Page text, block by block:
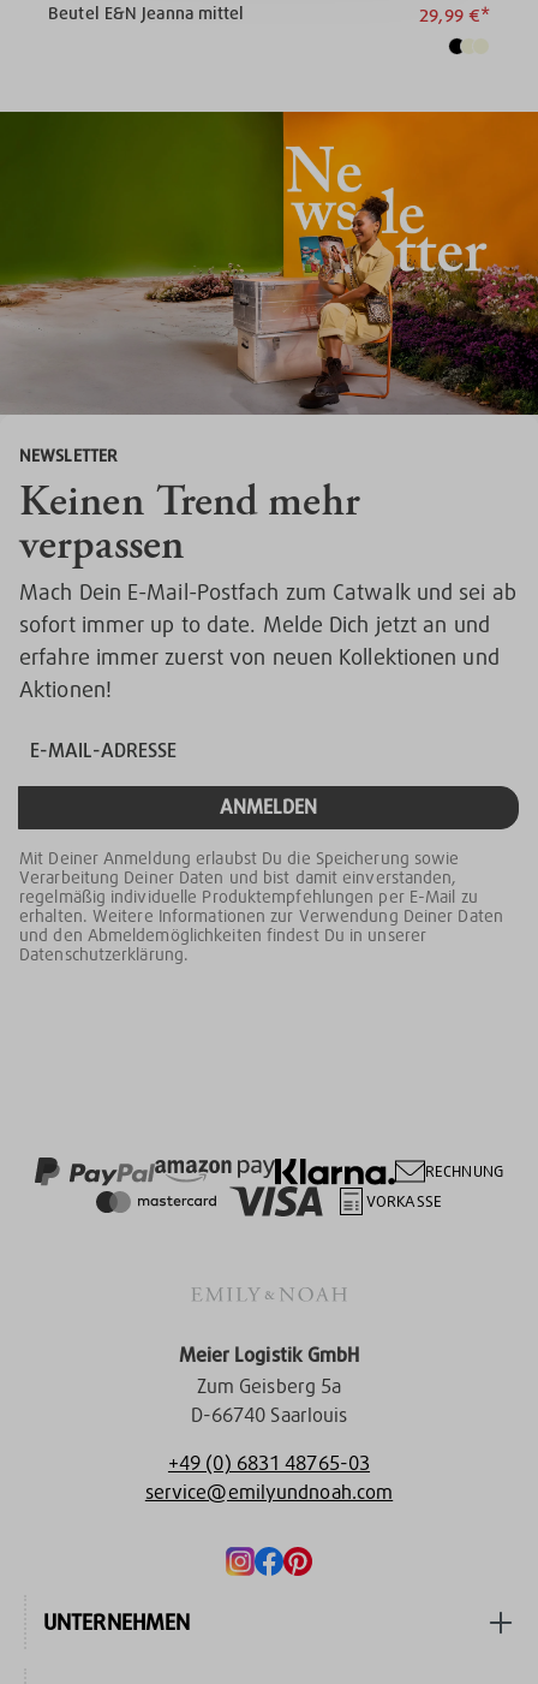
Beutel E&N Jeanna mittel 29,99 €*
NEWSLETTER
Keinen Trend mehr
verpassen
Mach Dein E-Mail-Postfach zum Catwalk und sei ab
sofort immer up to date. Melde Dich jetzt an und
erfahre immer zuerst von neuen Kollektionen und
Aktionen!
ANMELDEN
Mit Deiner Anmeldung erlaubst Du die Speicherung sowie
Verarbeitung Deiner Daten und bist damit einverstanden,
regelmäßig individuelle Produktempfehlungen per E-Mail zu
erhalten. Weitere Informationen zur Verwendung Deiner Daten
und den Abmeldemöglichkeiten findest Du in unserer
Datenschutzerklärung.
RECHNUNG
VORKASSE
Meier Logistik GmbH
Zum Geisberg 5a
D-66740 Saarlouis
+49 (0) 6831 48765-03
service@emilyundnoah.com
UNTERNEHMEN